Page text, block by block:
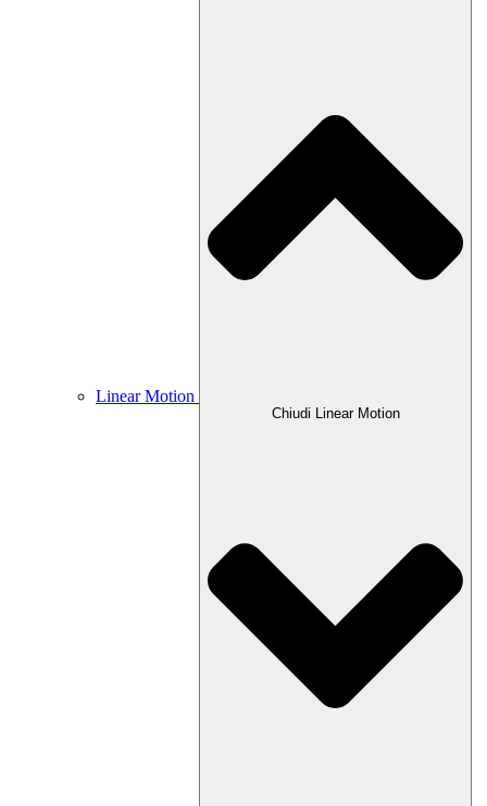
Linear Motion
Chiudi Linear Motion